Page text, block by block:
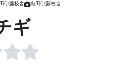
伊藤校舎 織田伊藤校舎
ギ